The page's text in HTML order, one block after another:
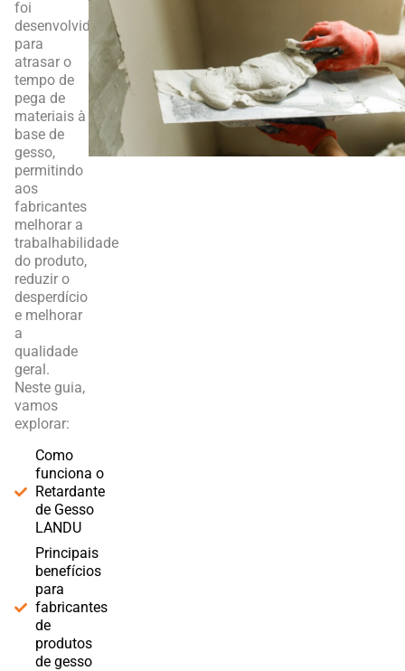
foi
desenvolvido
para
atrasar o
tempo de
pega de
materiais à
base de
gesso,
permitindo
aos
fabricantes
melhorar a
trabalhabilidade
do produto,
reduzir o
desperdício
e melhorar
a
qualidade
geral.
Neste guia,
vamos
explorar:
Como
funciona o
Retardante
de Gesso
LANDU
Principais
benefícios
para
fabricantes
de
produtos
de gesso